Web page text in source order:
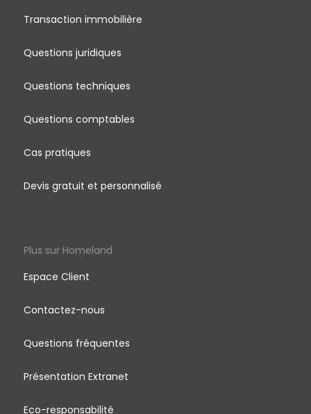
Transaction immobilière
Questions juridiques
Questions techniques
Questions comptables
Cas pratiques
Devis gratuit et personnalisé
Plus sur Homeland
Espace Client
Contactez-nous
Questions fréquentes
Présentation Extranet
Eco-responsabilité